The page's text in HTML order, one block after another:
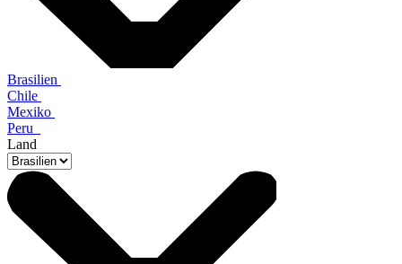
Brasilien
Chile
Mexiko
Peru
Land